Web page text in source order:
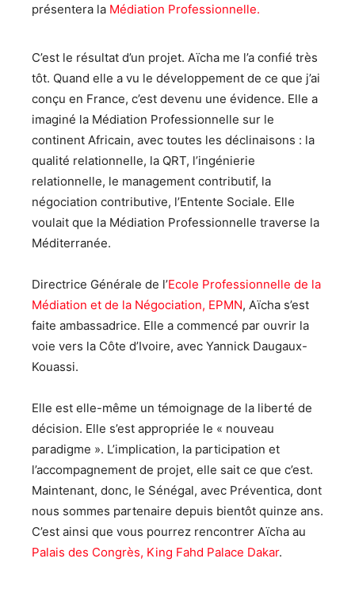
présentera la Médiation Professionnelle.
C’est le résultat d’un projet. Aïcha me l’a confié très
tôt. Quand elle a vu le développement de ce que j’ai
conçu en France, c’est devenu une évidence. Elle a
imaginé la Médiation Professionnelle sur le
continent Africain, avec toutes les déclinaisons : la
qualité relationnelle, la QRT, l’ingénierie
relationnelle, le management contributif, la
négociation contributive, l’Entente Sociale. Elle
voulait que la Médiation Professionnelle traverse la
Méditerranée.
Directrice Générale de l’Ecole Professionnelle de la
Médiation et de la Négociation, EPMN, Aïcha s’est
faite ambassadrice. Elle a commencé par ouvrir la
voie vers la Côte d’Ivoire, avec Yannick Daugaux-
Kouassi.
Elle est elle-même un témoignage de la liberté de
décision. Elle s’est appropriée le « nouveau
paradigme ». L’implication, la participation et
l’accompagnement de projet, elle sait ce que c’est.
Maintenant, donc, le Sénégal, avec Préventica, dont
nous sommes partenaire depuis bientôt quinze ans.
C’est ainsi que vous pourrez rencontrer Aïcha au
Palais des Congrès, King Fahd Palace Dakar.